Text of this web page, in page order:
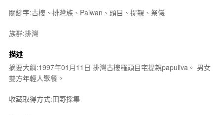
關鍵字:古樓、排灣族、Paiwan、頭目、提親、祭儀
族群:排灣
描述
摘要大綱:1997年01月11日 排灣古樓羅頭目宅提親papuliva。 男女
雙方年輕人聚餐。
收藏取得方式:田野採集